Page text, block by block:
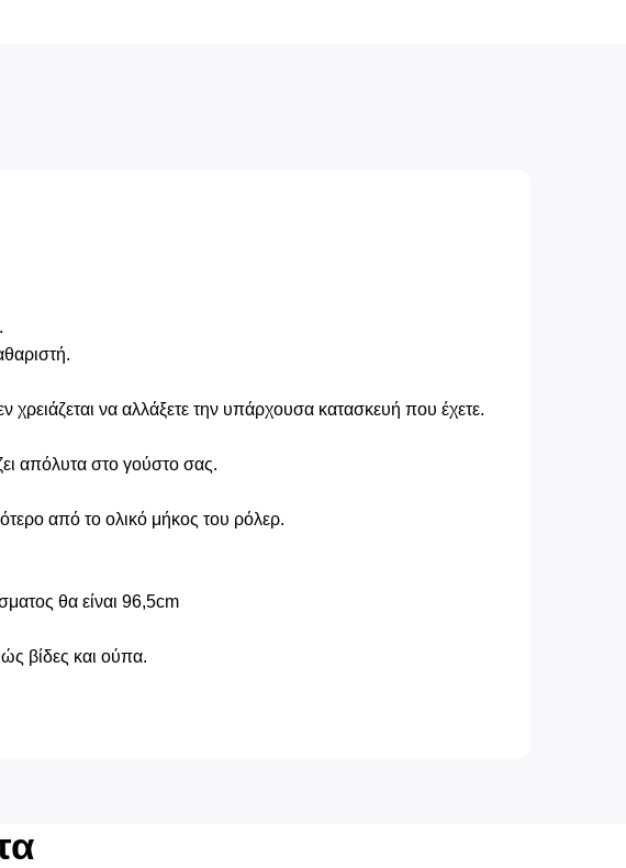
να αλλάξετε την υπάρχουσα κατασκευή που έχετε.
απόλυτα στο γούστο σας.
από το ολικό μήκος του ρόλερ.
θα είναι 96,5cm
βίδες και ούπα.